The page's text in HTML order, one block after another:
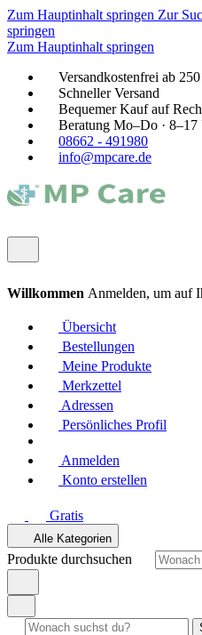
Zum Hauptinhalt springen Zur
springen
Zum Hauptinhalt springen
Versandkostenfrei ab
Schneller Versand
Bequemer Kauf auf
Beratung Mo–Do ·
08662 - 491980
info@mpcare.de
Willkommen Anmelden, um auf
Übersicht
Bestellungen
Meine Produkte
Merkzettel
Adressen
Persönliches Profil
Anmelden
Konto erstellen
Gratis
Alle Kategorien
Produkte durchsuchen